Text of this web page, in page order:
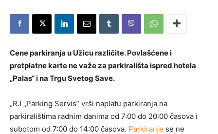
Cene parkiranja u Užicu različite. Povlašćene i
pretplatne karte ne važe za parkirališta ispred hotela
„Palas“ i na Trgu Svetog Save.
„RJ „Parking Servis” vrši naplatu parkiranja na
parkiralištima radnim danima od 7:00 do 20:00 časova i
subotom od 7:00 do 14:00 časova. Parkiranje se ne